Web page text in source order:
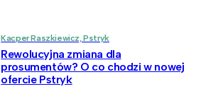
Kacper Raszkiewicz, Pstryk
Rewolucyjna zmiana dla
prosumentów? O co chodzi w nowej
ofercie Pstryk